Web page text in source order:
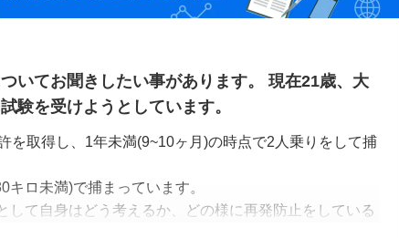
いてお聞きしたい事があります。 現在21歳、大
験を受けようとしています。
を取得し、1年未満(9~10ヶ月)の時点で2人乗りをして捕
ロ未満)で捕まっています。
して自身はどう考えるか、どの様に再発防止をしている
に話すべき事はありますか？